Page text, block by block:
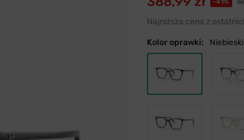
-41%
Najniższa cena z
Kolor oprawki: Niebieski